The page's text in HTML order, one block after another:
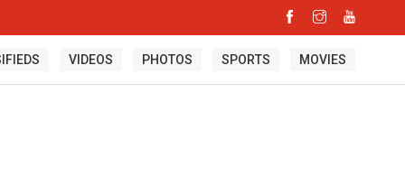
VIDEOS PHOTOS SPORTS MOVIES